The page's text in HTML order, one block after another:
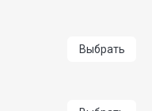
Выбрать